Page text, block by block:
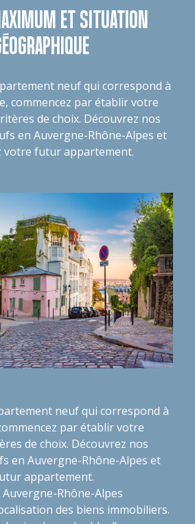
ET SITUATION
neuf qui correspond à
commencez par établir votre
de choix. Découvrez nos
en Auvergne-Rhône-Alpes et
votre futur appartement.
neuf qui correspond à
par établir votre
de choix. Découvrez nos
en Auvergne-Rhône-Alpes et
appartement.
Rhône-Alpes
des biens immobiliers.